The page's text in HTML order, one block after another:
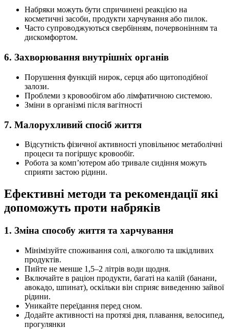
Набряки можуть бути спричинені реакцією на
косметичні засоби, продукти харчування або пилок.
Часто супроводжуються свербінням, почервонінням та
дискомфортом.
6. Захворювання внутрішніх органів
Порушення функцій нирок, серця або щитоподібної
залози.
Проблеми з кровообігом або лімфатичною системою.
Зміни в організмі після вагітності
7. Малорухливий спосіб життя
Відсутність фізичної активності уповільнює метаболічні
процеси та погіршує кровообіг.
Робота за комп’ютером або тривале сидіння можуть
сприяти застою рідини.
Ефективні методи та рекомендації які
допоможуть проти набряків
1. Зміна способу життя та харчування
Мінімізуйте споживання солі, алкоголю та шкідливих
продуктів.
Пийте не менше 1,5–2 літрів води щодня.
Включайте в раціон продукти, багаті на калій (банани,
авокадо, шпинат), оскільки він сприяє виведенню зайвої
рідини.
Уникайте переїдання перед сном.
Додайте активності на протязі дня, плавання, велосипед,
прогулянки